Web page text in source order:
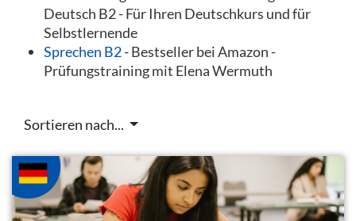
Deutsch B2 - Für Ihren Deutschkurs und für
Selbstlernende
Sprechen B2- Bestseller bei Amazon -
Prüfungstraining mit Elena Wermuth
Sortieren nach...